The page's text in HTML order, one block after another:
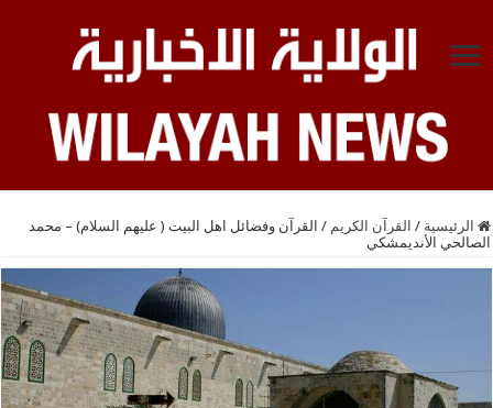
الرئيسية / القرآن الكريم / القرآن وفضائل اهل البيت ( عليهم السلام) – محمد
الصالحي الأنديمشكي